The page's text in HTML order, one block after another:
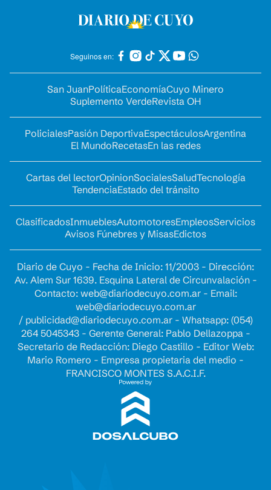
Seguinos en:
San JuanPolíticaEconomíaCuyo Minero
Suplemento VerdeRevista OH
PolicialesPasión DeportivaEspectáculosArgentina
El MundoRecetasEn las redes
Cartas del lectorOpinionSocialesSaludTecnología
TendenciaEstado del tránsito
ClasificadosInmueblesAutomotoresEmpleosServicios
Avisos Fúnebres y MisasEdictos
Diario de Cuyo - Fecha de Inicio: 11/2003 - Dirección:
Av. Alem Sur 1639. Esquina Lateral de Circunvalación -
Contacto: web@diariodecuyo.com.ar- Email:
web@diariodecuyo.com.ar
/ publicidad@diariodecuyo.com.ar- Whatsapp: (054)
264 5045343 - Gerente General: Pablo Dellazoppa -
Secretario de Redacción: Diego Castillo - Editor Web:
Mario Romero - Empresa propietaria del medio -
FRANCISCO MONTES S.A.C.I.F.